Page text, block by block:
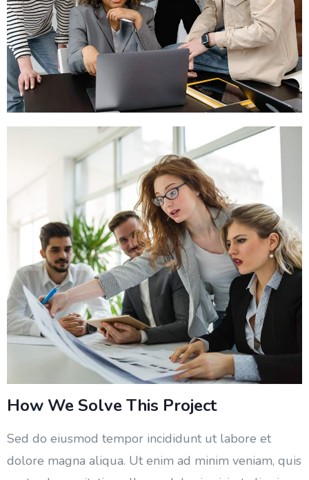
How We Solve This Project
Sed do eiusmod tempor incididunt ut labore et
dolore magna aliqua. Ut enim ad minim veniam, quis